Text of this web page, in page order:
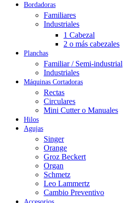
Bordadoras
Familiares
Industriales
1 Cabezal
2 o más cabezales
Planchas
Familiar / Semi-industrial
Industriales
Máquinas Cortadoras
Rectas
Circulares
Mini Cutter o Manuales
Hilos
Agujas
Singer
Orange
Groz Beckert
Organ
Schmetz
Leo Lammertz
Cambio Preventivo